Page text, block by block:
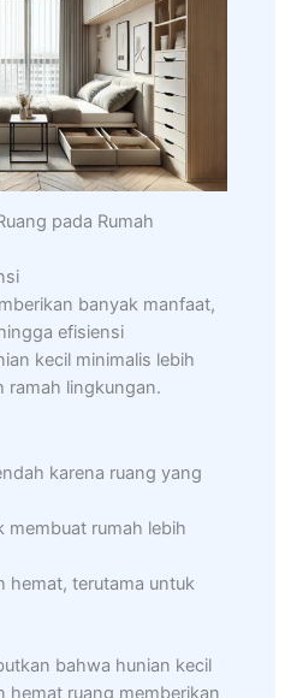
pada Rumah
banyak manfaat,
efisiensi
kecil minimalis lebih
ramah lingkungan.
karena ruang yang
membuat rumah lebih
hemat, terutama untuk
bahwa hunian kecil
hemat ruang memberikan